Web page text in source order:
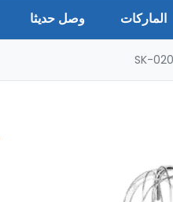
الماركات وصل حديثا